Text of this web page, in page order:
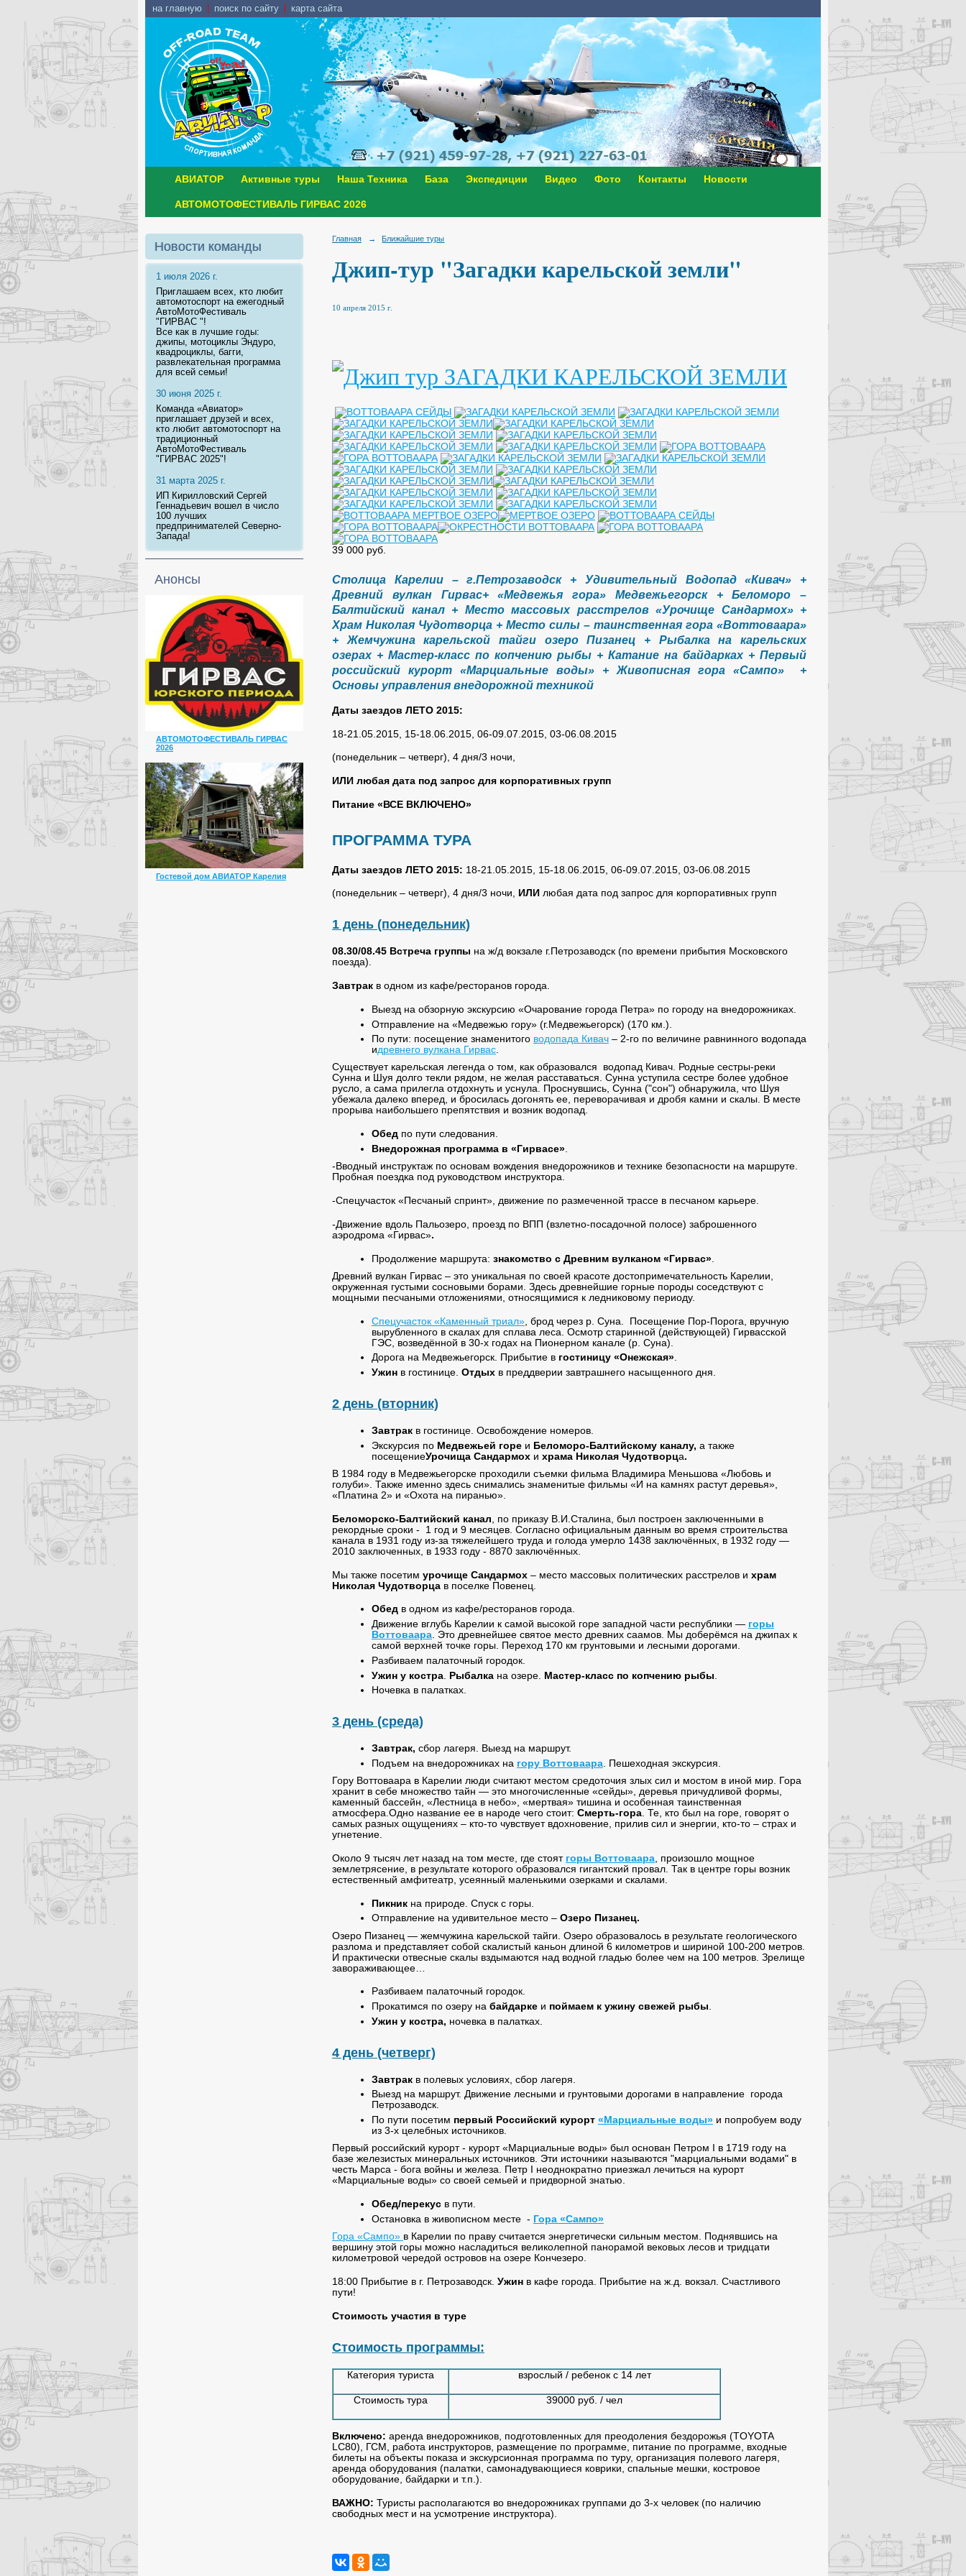
на главную поиск по сайту карта сайта
АВИАТОР Активные туры Наша Техника База Экспедиции Видео Фото Контакты Новости
АВТОМОТОФЕСТИВАЛЬ ГИРВАС 2026
Новости команды
1 июля 2026 г.
Приглашаем всех, кто любит
автомотоспорт на ежегодный
АвтоМотоФестиваль
"ГИРВАС "!
Все как в лучшие годы:
джипы, мотоциклы Эндуро,
квадроциклы, багги,
развлекательная программа
для всей семьи!
30 июня 2025 г.
Команда «Авиатор»
приглашает друзей и всех,
кто любит автомотоспорт на
традиционный
АвтоМотоФестиваль
"ГИРВАС 2025"!
31 марта 2025 г.
ИП Кирилловский Сергей
Геннадьевич вошел в число
100 лучших
предпринимателей Северно-
Запада!
Анонсы
АВТОМОТОФЕСТИВАЛЬ ГИРВАС
2026
Гостевой дом АВИАТОР Карелия
Главная → Ближайшие туры
Джип-тур "Загадки карельской земли"
10 апреля 2015 г.
39 000 руб.
Столица Карелии – г.Петрозаводск + Удивительный Водопад «Кивач» +
Древний вулкан Гирвас+ «Медвежья гора» Медвежьегорск + Беломоро –
Балтийский канал + Место массовых расстрелов «Урочище Сандармох» +
Храм Николая Чудотворца + Место силы – таинственная гора «Воттоваара»
+ Жемчужина карельской тайги озеро Пизанец + Рыбалка на карельских
озерах + Мастер-класс по копчению рыбы + Катание на байдарках + Первый
российский курорт «Марциальные воды» + Живописная гора «Сампо» +
Основы управления внедорожной техникой
Даты заездов ЛЕТО 2015:
18-21.05.2015, 15-18.06.2015, 06-09.07.2015, 03-06.08.2015
(понедельник – четверг), 4 дня/3 ночи,
ИЛИ любая дата под запрос для корпоративных групп
Питание «ВСЕ ВКЛЮЧЕНО»
ПРОГРАММА ТУРА
Даты заездов ЛЕТО 2015: 18-21.05.2015, 15-18.06.2015, 06-09.07.2015, 03-06.08.2015
(понедельник – четверг), 4 дня/3 ночи, ИЛИ любая дата под запрос для корпоративных групп
1 день (понедельник)
08.30/08.45 Встреча группы на ж/д вокзале г.Петрозаводск (по времени прибытия Московского
поезда).
Завтрак в одном из кафе/ресторанов города.
Выезд на обзорную экскурсию «Очарование города Петра» по городу на внедорожниках.
Отправление на «Медвежью гору» (г.Медвежьегорск) (170 км.).
По пути: посещение знаменитого водопада Кивач– 2-го по величине равнинного водопада
идревнего вулкана Гирвас.
Существует карельская легенда о том, как образовался водопад Кивач. Родные сестры-реки
Сунна и Шуя долго текли рядом, не желая расставаться. Сунна уступила сестре более удобное
русло, а сама прилегла отдохнуть и уснула. Проснувшись, Сунна ("сон") обнаружила, что Шуя
убежала далеко вперед, и бросилась догонять ее, переворачивая и дробя камни и скалы. В месте
прорыва наибольшего препятствия и возник водопад.
Обедпо пути следования.
Внедорожная программа в «Гирвасе».
-Вводный инструктаж по основам вождения внедорожников и технике безопасности на маршруте.
Пробная поездка под руководством инструктора.
-Спецучасток «Песчаный спринт», движение по размеченной трассе в песчаном карьере.
-Движение вдоль Пальозеро, проезд по ВПП (взлетно-посадочной полосе) заброшенного
аэродрома «Гирвас».
Продолжение маршрута: знакомство с Древним вулканом «Гирвас».
Древний вулкан Гирвас – это уникальная по своей красоте достопримечательность Карелии,
окруженная густыми сосновыми борами. Здесь древнейшие горные породы соседствуют с
мощными песчаными отложениями, относящимися к ледниковому периоду.
Спецучасток «Каменный триал», брод через р. Суна. Посещение Пор-Порога, вручную
вырубленного в скалах для сплава леса. Осмотр старинной (действующей) Гирвасской
ГЭС, возведённой в 30-х годах на Пионерном канале (р. Суна).
Дорога на Медвежьегорск. Прибытие в гостиницу «Онежская».
Ужинв гостинице. Отдыхв преддверии завтрашнего насыщенного дня.
2 день (вторник)
Завтрак в гостинице. Освобождение номеров.
Экскурсия по Медвежьей гореи Беломоро-Балтийскому каналу, а также
посещениеУрочища Сандармох и храма Николая Чудотворца.
В 1984 году в Медвежьегорске проходили съемки фильма Владимира Меньшова «Любовь и
голуби». Также именно здесь снимались знаменитые фильмы «И на камнях растут деревья»,
«Платина 2» и «Охота на пиранью».
Беломорско-Балтийский канал , по приказу В.И.Сталина, был построен заключенными в
рекордные сроки - 1 год и 9 месяцев. Согласно официальным данным во время строительства
канала в 1931 году из-за тяжелейшего труда и голода умерло 1438 заключённых, в 1932 году —
2010 заключенных, в 1933 году - 8870 заключённых.
Мы также посетим урочище Сандармох – место массовых политических расстрелов и храм
Николая Чудотворца в поселке Повенец.
Обед в одном из кафе/ресторанов города.
Движение вглубь Карелии к самой высокой горе западной части республики — горы
Воттоваара. Это древнейшее святое место древних саамов. Мы доберёмся на джипах к
самой верхней точке горы. Переход 170 км грунтовыми и лесными дорогами.
Разбиваем палаточный городок.
Ужин у костра. Рыбалкана озере. Мастер-класс по копчению рыбы
Ночевка в палатках.
3 день (среда)
Завтрак, сбор лагеря. Выезд на маршрут.
Подъем на внедорожниках на гору Воттоваара. Пешеходная экскурсия.
Гору Воттоваара в Карелии люди считают местом средоточия злых сил и мостом в иной мир. Гора
хранит в себе множество тайн — это многочисленные «сейды», деревья причудливой формы,
каменный бассейн, «Лестница в небо», «мертвая» тишина и особенная таинственная
атмосфера.Одно название ее в народе чего стоит: Смерть-гора . Те, кто был на горе, говорят о
самых разных ощущениях – кто-то чувствует вдохновение, прилив сил и энергии, кто-то – страх и
угнетение.
Около 9 тысяч лет назад на том месте, где стоят горы Воттоваара , произошло мощное
землетрясение, в результате которого образовался гигантский провал. Так в центре горы возник
естественный амфитеатр, усеянный маленькими озерками и скалами.
Пикникна природе. Спуск с горы.
Отправление на удивительное место – Озеро Пизанец.
Озеро Пизанец — жемчужина карельской тайги. Озеро образовалось в результате геологического
разлома и представляет собой скалистый каньон длиной 6 километров и шириной 100-200 метров.
И практически отвесные скалы вздымаются над водной гладью более чем на 100 метров. Зрелище
завораживающее…
Разбиваем палаточный городок.
Прокатимся по озеру на байдаркеи поймаем к ужину свежей рыбы.
Ужин у костра, ночевка в палатках.
4 день (четверг)
Завтрак в полевых условиях, сбор лагеря.
Выезд на маршрут. Движение лесными и грунтовыми дорогами в направление города
Петрозаводск.
По пути посетим первый Российский курорт «Марциальные воды» и попробуем воду
из 3-х целебных источников.
Первый российский курорт - курорт «Марциальные воды» был основан Петром I в 1719 году на
базе железистых минеральных источников. Эти источники называются "марциальными водами" в
честь Марса - бога войны и железа. Петр I неоднократно приезжал лечиться на курорт
«Марциальные воды» со своей семьей и придворной знатью.
Обед/перекусв пути.
Остановка в живописном месте - Гора «Сампо»
Гора «Сампо» в Карелии по праву считается энергетически сильным местом. Поднявшись на
вершину этой горы можно насладиться великолепной панорамой вековых лесов и тридцати
километровой чередой островов на озере Кончезеро.
18:00 Прибытие в г. Петрозаводск. Ужин в кафе города. Прибытие на ж.д. вокзал. Счастливого
пути!
Стоимость участия в туре
Стоимость программы:
Категория туриста взрослый / ребенок с 14 лет
Стоимость тура 39000 руб. / чел
Включено: аренда внедорожников, подготовленных для преодоления бездорожья (TOYOTA
LC80), ГСМ, работа инструкторов, размещение по программе, питание по программе, входные
билеты на объекты показа и экскурсионная программа по туру, организация полевого лагеря,
аренда оборудования (палатки, самонадувающиеся коврики, спальные мешки, костровое
оборудование, байдарки и т.п.).
ВАЖНО: Туристы располагаются во внедорожниках группами до 3-х человек (по наличию
свободных мест и на усмотрение инструктора).